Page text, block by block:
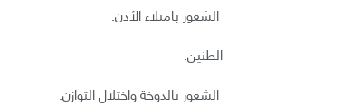
الشعور بامتلاء الأذن.
الطنين.
الشعور بالدوخة واختلال التوازن.